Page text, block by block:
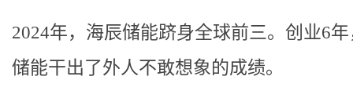
2024年，海辰储能跻身全球前三。创业6
储能干出了外人不敢想象的成绩。